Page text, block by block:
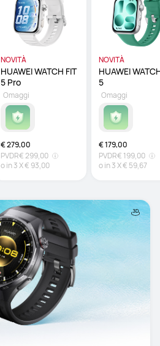
NOVITÀ
HUAWEI WATCH FIT
€ 279,00
PVDR€ 299,00
o in3X€ 93,00
Omaggi
NOVITÀ
HUAWEI
€ 179,00
PVDR€ 199,00
o in3X€ 59,67
Omaggi